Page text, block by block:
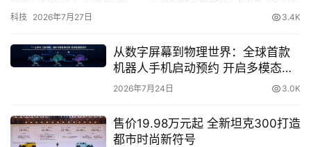
专
性。赛事期间，快手体育不仅通过邀请钓鱼红人现场参与、
金华打造“中国垂钓城”新地标，更是结合赛事推出专场带货
直播，打通钓具产业上下游。
结构性跃迁，2026年已成为…
科技 2026年7月27日 3.4K
从数字屏幕到物理世界：全球首款
机器人手机启动预约 开启多模态具
身交互新时代
2026年7月24日 3.0K
售价19.98万元起 全新坦克300打造
都市时尚新符号